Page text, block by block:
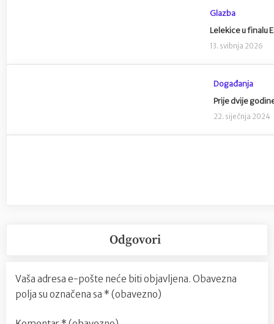
Glazba
Lelekice u finalu
13. svibnja 2026
Događanja
Prije dvije
22. siječnja 2024
Odgovori
Vaša adresa e-pošte neće biti objavljena. Obavezna
polja su označena sa * (obavezno)